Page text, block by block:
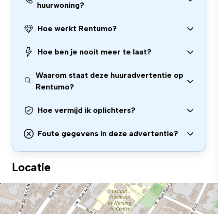
huurwoning?
Hoe werkt Rentumo?
Hoe ben je nooit meer te laat?
Waarom staat deze huuradvertentie op
Rentumo?
Hoe vermijd ik oplichters?
Foute gegevens in deze advertentie?
Locatie